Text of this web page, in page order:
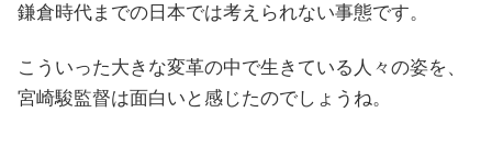
鎌倉時代までの日本では考えられない事態です。
こういった大きな変革の中で生きている人々の姿を、
宮崎駿監督は面白いと感じたのでしょうね。